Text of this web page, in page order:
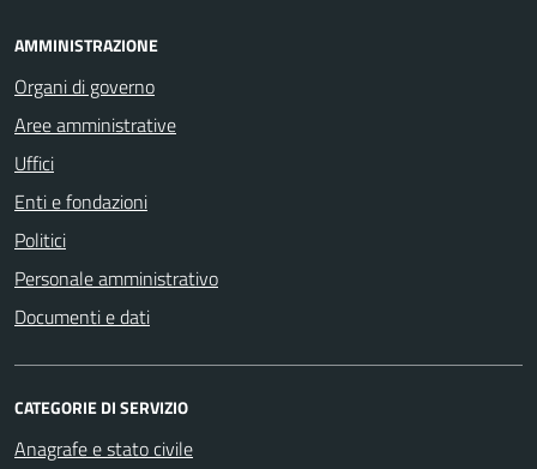
AMMINISTRAZIONE
Organi di governo
Aree amministrative
Uffici
Enti e fondazioni
Politici
Personale amministrativo
Documenti e dati
CATEGORIE DI SERVIZIO
Anagrafe e stato civile